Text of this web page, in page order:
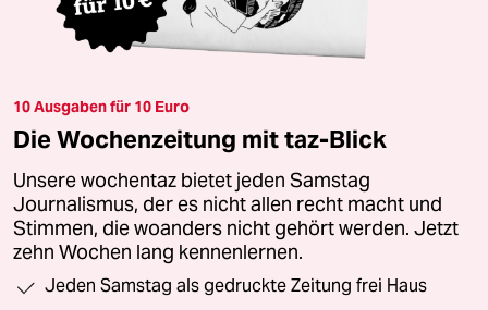
10 Ausgaben für 10 Euro
Die Wochenzeitung mit taz-Blick
Unsere wochentaz bietet jeden Samstag
Journalismus, der es nicht allen recht macht und
Stimmen, die woanders nicht gehört werden. Jetzt
zehn Wochen lang kennenlernen.
Jeden Samstag als gedruckte Zeitung frei Haus